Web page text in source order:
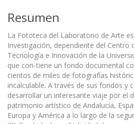
Resumen
La Fototeca del Laboratorio de Arte
Investigación, dependiente del Centro
Tecnología e Innovación de la
que con-tiene un fondo documental
cientos de miles de fotografías
incalculable. A través de sus fondos y
desarrollar un interesante viaje por el
patrimonio artístico de Andalucía,
Europa y América a lo largo de la